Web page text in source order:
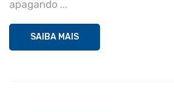
apagando ...
SAIBA MAIS